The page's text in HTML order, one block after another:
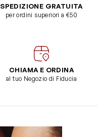
SPEDIZIONE GRATUITA
per ordini superiori a €50
CHIAMA E ORDINA
al tuo Negozio di Fiducia